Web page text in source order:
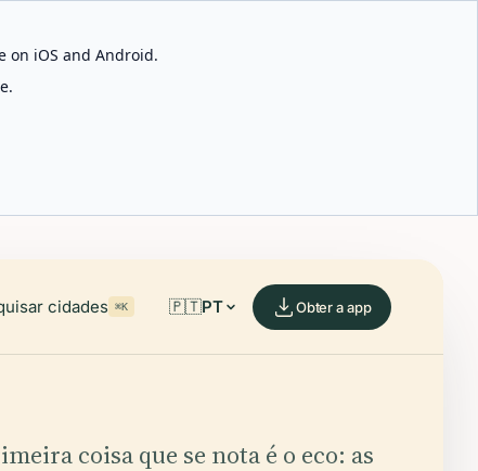
on iOS and Android.
cidades ⌘K 🇵🇹PT Obter a app
coisa que se nota é o eco: as